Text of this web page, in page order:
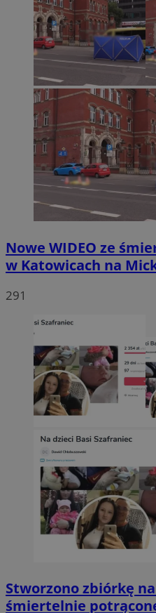
Nowe WIDEO ze
w Katowicach na
291
Stworzono zbiórkę
śmiertelnie